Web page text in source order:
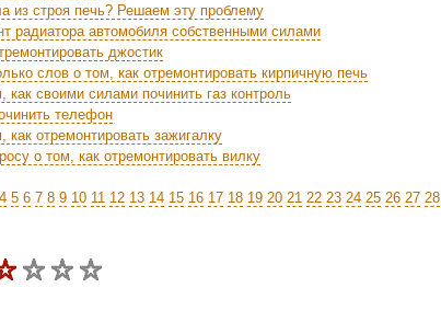
из строя печь? Решаем эту проблему
радиатора автомобиля собственными силами
джостик
слов о том, как отремонтировать кирпичную печь
как своими силами починить газ контроль
телефон
как отремонтировать зажигалку
о том, как отремонтировать вилку
4 5 6 7 8 9 10 11 12 13 14 15 16 17 18 19 20 21 22 23 24 25 26 27 28